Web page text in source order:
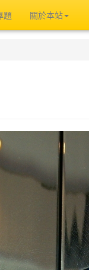
題 關於本站